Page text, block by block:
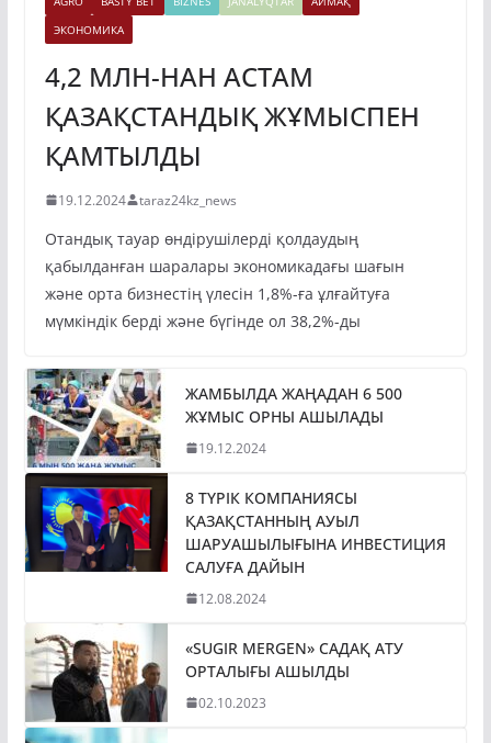
AGRO BASTY BET BIZNES JAŃALYQTAR
АЙМАҚ
ЭКОНОМИКА
4,2 МЛН-НАН АСТАМ
ҚАЗАҚСТАНДЫҚ ЖҰМЫСПЕН
ҚАМТЫЛДЫ
19.12.2024 taraz24kz_news
Отандық тауар өндірушілерді қолдаудың
қабылданған шаралары экономикадағы шағын
және орта бизнестің үлесін 1,8%-ға ұлғайтуға
мүмкіндік берді және бүгінде ол 38,2%-ды
ЖАМБЫЛДА ЖАҢАДАН 6 500
ЖҰМЫС ОРНЫ АШЫЛАДЫ
19.12.2024
8 ТҮРІК КОМПАНИЯСЫ
ҚАЗАҚСТАННЫҢ АУЫЛ
ШАРУАШЫЛЫҒЫНА ИНВЕСТИЦИЯ
САЛУҒА ДАЙЫН
12.08.2024
«SUGIR MERGEN» САДАҚ АТУ
ОРТАЛЫҒЫ АШЫЛДЫ
02.10.2023